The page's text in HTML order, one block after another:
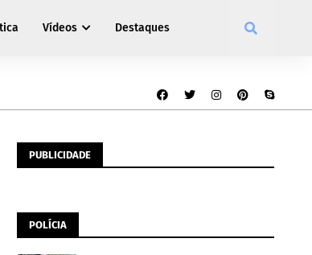
Vídeos Destaques
PUBLICIDADE
POLÍCIA